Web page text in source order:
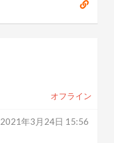
オフライン
2021年3月24日 15:56